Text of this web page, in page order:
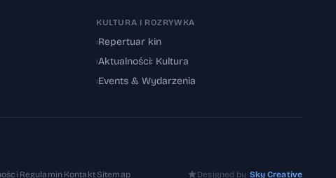
KULTURA I ROZRYWKA
›Repertuar kin
›Aktualności: Kultura
›Events & Wydarzenia
·Regulamin·Kontakt·Sitemap Designed by Sky Creative